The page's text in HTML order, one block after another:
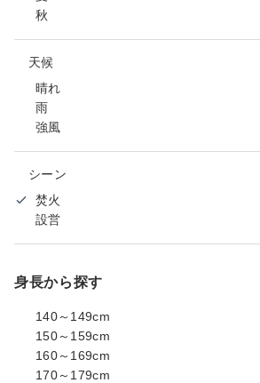
秋
天候
晴れ
雨
強風
シーン
焚火
設営
身長から探す
140～149cm
150～159cm
160～169cm
170～179cm